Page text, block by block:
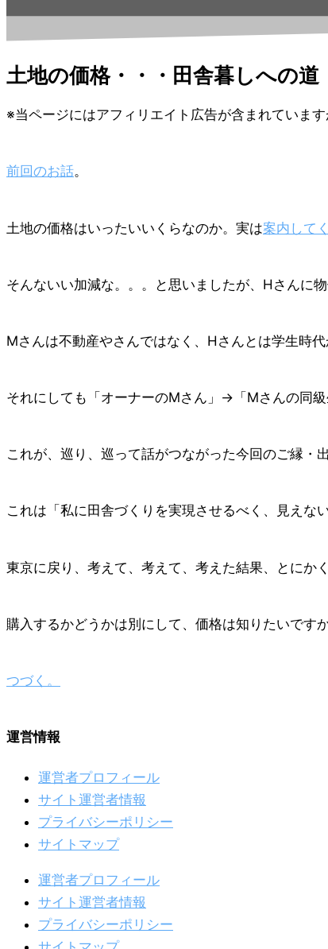
土地の価格・・・田舎暮しへの道
※当ページにはアフィリエイト広告が含まれていま
前回のお話。
土地の価格はいったいいくらなのか。実は案内して
そんないい加減な。。。と思いましたが、Hさんに
Mさんは不動産やさんではなく、Hさんとは学生時
それにしても「オーナーのMさん」→「Mさんの同
これが、巡り、巡って話がつながった今回のご縁・
これは「私に田舎づくりを実現させるべく、見えな
東京に戻り、考えて、考えて、考えた結果、とにか
購入するかどうかは別にして、価格は知りたいですか
つづく。
運営情報
運営者プロフィール
サイト運営者情報
プライバシーポリシー
サイトマップ
運営者プロフィール
サイト運営者情報
プライバシーポリシー